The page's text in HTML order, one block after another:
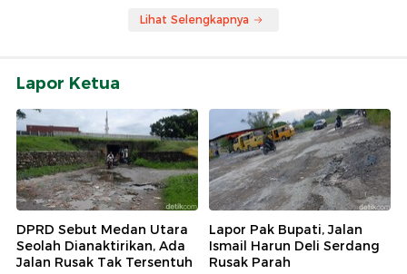
Lihat Selengkapnya
Lapor Ketua
DPRD Sebut Medan Utara
Seolah Dianaktirikan, Ada
Jalan Rusak Tak Tersentuh
Lapor Pak Bupati, Jalan
Ismail Harun Deli Serdang
Rusak Parah